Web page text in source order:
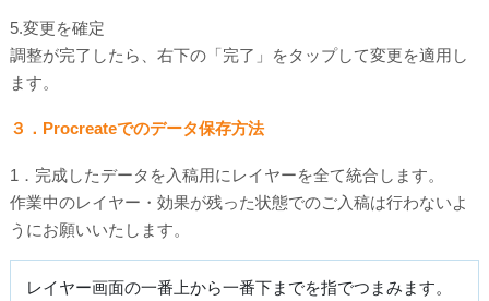
5.変更を確定
調整が完了したら、右下の「完了」をタップして変更を適用し
ます。
３．Procreateでのデータ保存方法
1．完成したデータを入稿用にレイヤーを全て統合します。
作業中のレイヤー・効果が残った状態でのご入稿は行わないよ
うにお願いいたします。
レイヤー画面の一番上から一番下までを指でつまみます。